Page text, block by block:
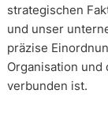
strategischen
und unser
präzise
Organisation
verbunden ist.